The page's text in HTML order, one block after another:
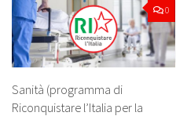
0
Sanità (programma di
Riconquistare l’Italia per la